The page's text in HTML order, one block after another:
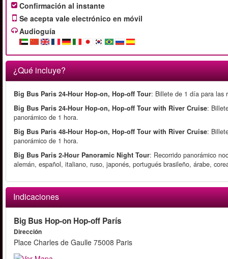
Confirmación al instante
Se acepta vale electrónico en móvil
Audioguía
¿Qué incluye?
Big Bus Paris 24-Hour Hop-on, Hop-off Tour: Billete de 1 día para las
Big Bus Paris 24-Hour Hop-on, Hop-off Tour with River Cruise:
panorámico de 1 hora.
Big Bus Paris 48-Hour Hop-on, Hop-off Tour with River Cruise:
panorámico de 1 hora.
Big Bus Paris 2-Hour Panoramic Night Tour: Recorrido panorámico
alemán, español, italiano, ruso, japonés, portugués brasileño, árabe,
Indicaciones
Big Bus Hop-on Hop-off París
Dirección
Place Charles de Gaulle 75008 Paris